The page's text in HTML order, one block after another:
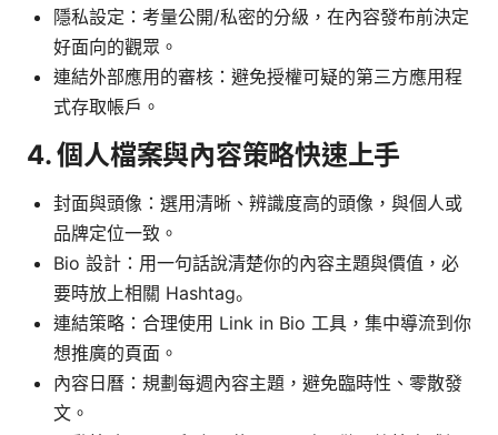
隱私設定：考量公開/私密的分級，在內容發布前決定
好面向的觀眾。
連結外部應用的審核：避免授權可疑的第三方應用程
式存取帳戶。
4. 個人檔案與內容策略快速上手
封面與頭像：選用清晰、辨識度高的頭像，與個人或
品牌定位一致。
Bio 設計：用一句話說清楚你的內容主題與價值，必
要時放上相關 Hashtag。
連結策略：合理使用 Link in Bio 工具，集中導流到你
想推廣的頁面。
內容日曆：規劃每週內容主題，避免臨時性、零散發
文。